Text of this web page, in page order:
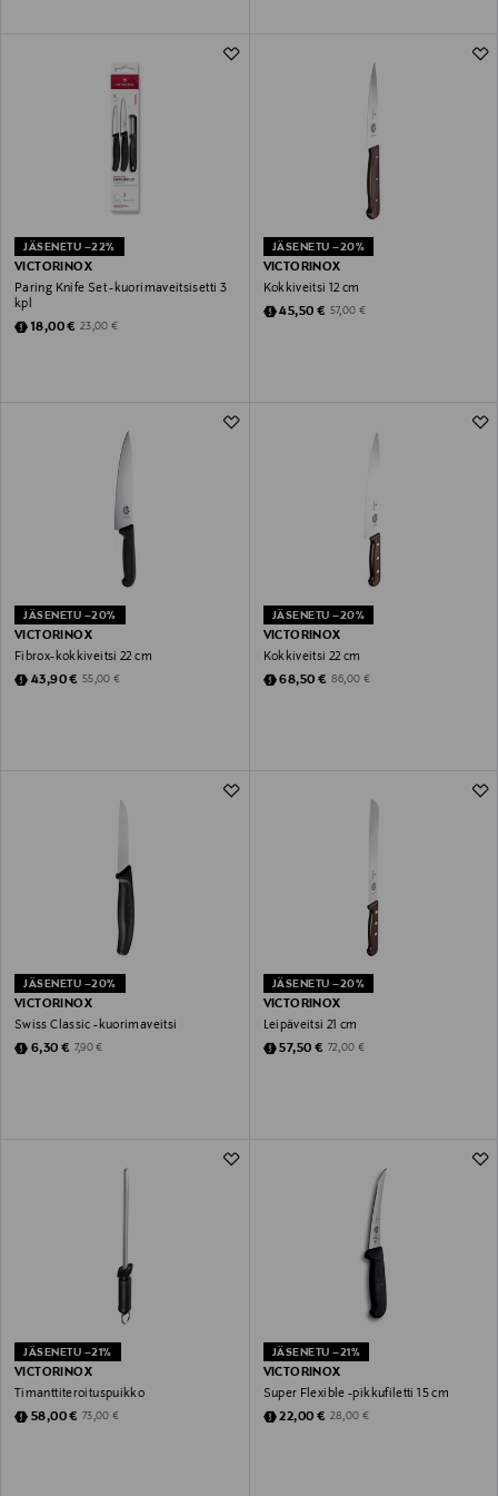
JÄSENETU –22%
VICTORINOX
Paring Knife Set -kuorimaveitsisetti 3
kpl
Discounted Price
18,00 € Original Price
23,00 €
JÄSENETU –20%
VICTORINOX
Kokkiveitsi 12 cm
Discounted Price
45,50 € Original Price
57,00 €
JÄSENETU –20%
VICTORINOX
Fibrox-kokkiveitsi 22 cm
Discounted Price
43,90 € Original Price
55,00 €
JÄSENETU –20%
VICTORINOX
Kokkiveitsi 22 cm
Discounted Price
68,50 € Original Price
86,00 €
JÄSENETU –20%
VICTORINOX
Swiss Classic -kuorimaveitsi
Discounted Price
6,30 € Original Price
7,90 €
JÄSENETU –20%
VICTORINOX
Leipäveitsi 21 cm
Discounted Price
57,50 € Original Price
72,00 €
JÄSENETU –21%
VICTORINOX
Timanttiteroituspuikko
Discounted Price
58,00 € Original Price
73,00 €
JÄSENETU –21%
VICTORINOX
Super Flexible -pikkufiletti 15 cm
Discounted Price
22,00 € Original Price
28,00 €